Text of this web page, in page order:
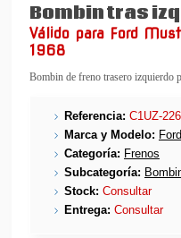
Bombin tras izq
Válido para Ford
1968
Bombin de freno trasero izquierdo
Referencia: C1UZ-
Marca y Modelo:
Categoría: Frenos
Subcategoría:
Stock: Consultar
Entrega: Consultar